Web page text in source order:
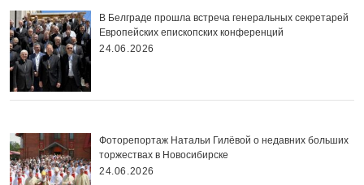
В Белграде прошла встреча генеральных секретарей
Европейских епископских конференций
24.06.2026
Фоторепортаж Натальи Гилёвой о недавних больших
торжествах в Новосибирске
24.06.2026